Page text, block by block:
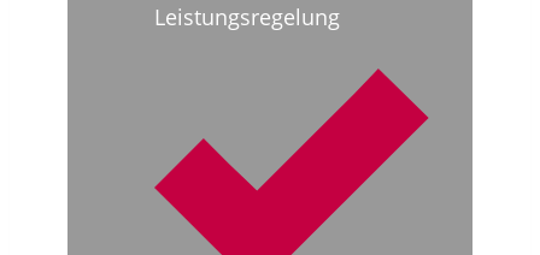
Leistungsregelung